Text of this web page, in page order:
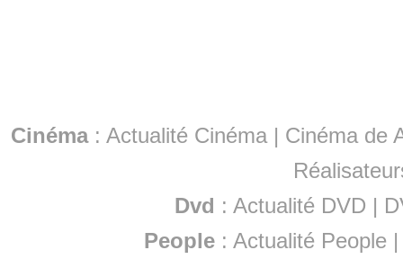
Cinéma: Actualité Cinéma | Cinéma de
Dvd : Actualité DVD |
People :Actualité People